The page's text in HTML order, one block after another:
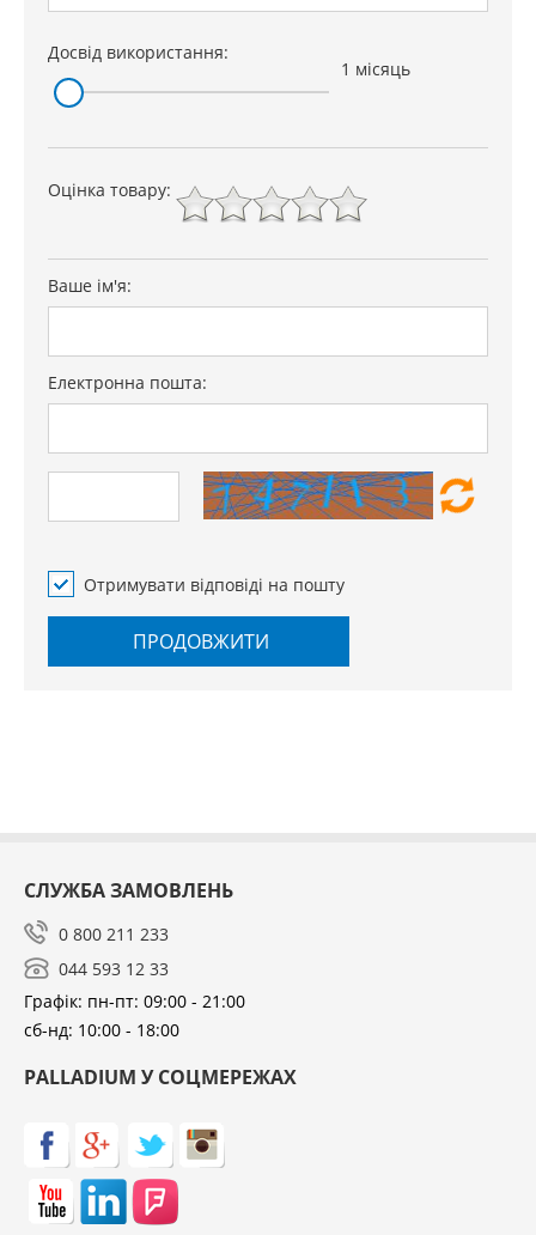
Досвід використання:
1 місяць
Оцінка товару:
Ваше ім'я:
Електронна пошта:
Отримувати відповіді на пошту
ПРОДОВЖИТИ
СЛУЖБА ЗАМОВЛЕНЬ
0 800 211 233
044 593 12 33
Графік: пн-пт: 09:00 - 21:00
сб-нд: 10:00 - 18:00
PALLADIUM У СОЦМЕРЕЖАХ